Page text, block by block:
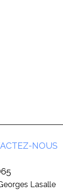
NOUS
Lasalle